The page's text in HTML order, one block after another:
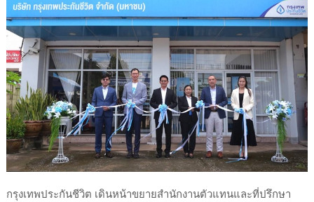
กรุงเทพประกันชีวิต เดินหน้าขยายสำนักงานตัวแทนและที่ปรึกษา